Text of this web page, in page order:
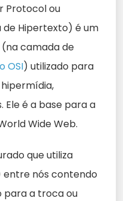
Protocol ou
Hipertexto) é um
camada de
OSI) utilizado para
é a base para a
Wide Web.
que utiliza
entre nós contendo
para a troca ou